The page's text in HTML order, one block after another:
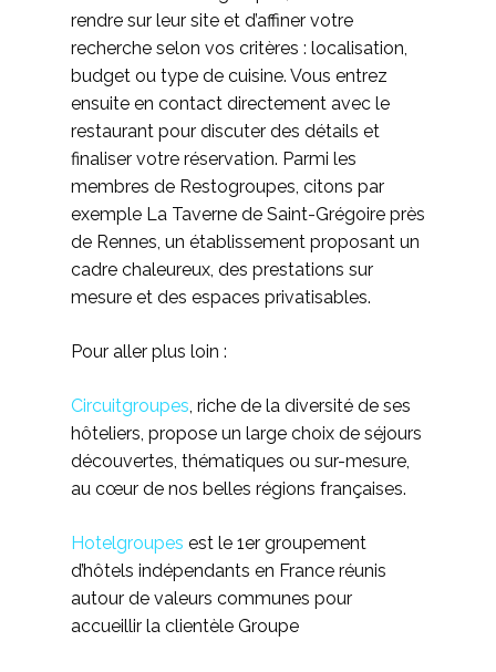
rendre sur leur site et d’affiner votre
recherche selon vos critères : localisation,
budget ou type de cuisine. Vous entrez
ensuite en contact directement avec le
restaurant pour discuter des détails et
finaliser votre réservation. Parmi les
membres de Restogroupes, citons par
exemple La Taverne de Saint-Grégoire près
de Rennes, un établissement proposant un
cadre chaleureux, des prestations sur
mesure et des espaces privatisables.
Pour aller plus loin :
Circuitgroupes, riche de la diversité de ses
hôteliers, propose un large choix de séjours
découvertes, thématiques ou sur-mesure,
au cœur de nos belles régions françaises.
Hotelgroupes est le 1er groupement
d’hôtels indépendants en France réunis
autour de valeurs communes pour
accueillir la clientèle Groupe